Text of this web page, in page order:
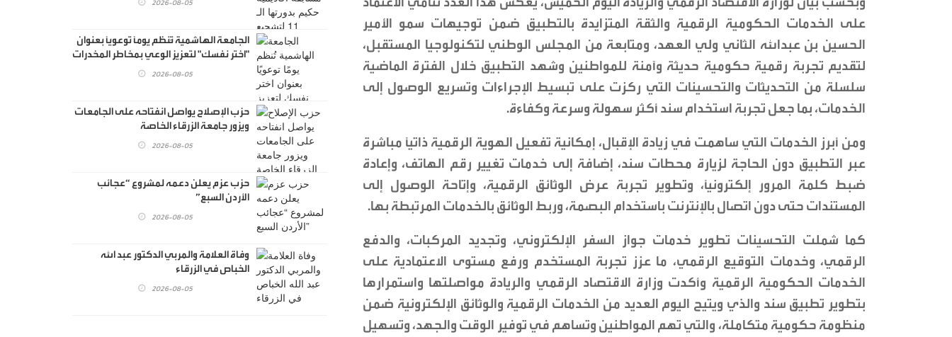
على الخدمات الحكومية الرقمية والثقة المتزايدة بالتطبيق ضمن توجيهات سمو الأمير
الحسين بن عبدالله الثاني ولي العهد، ومتابعة من المجلس الوطني لتكنولوجيا المستقبل،
لتقديم تجربة رقمية حكومية حديثة وآمنة للمواطنين وشهد التطبيق خلال الفترة الماضية
سلسلة من التحديثات والتحسينات التي ركزت على تبسيط الإجراءات وتسريع الوصول إلى
الخدمات، بما جعل تجربة استخدام سند أكثر سهولة وسرعة وكفاءة.
ومن أبرز الخدمات التي ساهمت في زيادة الإقبال، إمكانية تفعيل الهوية الرقمية ذاتيًا مباشرة
عبر التطبيق دون الحاجة لزيارة محطات سند، إضافة إلى خدمات تغيير رقم الهاتف، وإعادة
ضبط كلمة المرور إلكترونيًا، وتطوير تجربة عرض الوثائق الرقمية، وإتاحة الوصول إلى
المستندات حتى دون اتصال بالإنترنت باستخدام البصمة، وربط الوثائق بالخدمات المرتبطة بها.
كما شملت التحسينات تطوير خدمات جواز السفر الإلكتروني، وتجديد المركبات، والدفع
الرقمي، وخدمات التوقيع الرقمي، ما عزز تجربة المستخدم ورفع مستوى الاعتمادية على
الخدمات الحكومية الرقمية وأكدت وزارة الاقتصاد الرقمي والريادة مواصلتها واستمرارها
بتطوير تطبيق سند والذي ويتيح اليوم العديد من الخدمات الرقمية والوثائق الإلكترونية ضمن
منظومة حكومية متكاملة، والتي تهم المواطنين وتساهم في توفير الوقت والجهد، وتسهيل
2026-08-05
الجامعة الهاشمية تُنظم يومًا توعويًا بعنوان
"اختر نفسك" لتعزيز الوعي بمخاطر المخدرات
2026-08-05
حزب الإصلاح يواصل انفتاحه على الجامعات
ويزور جامعة الزرقاء الخاصة
2026-08-05
حزب عزم يعلن دعمه لمشروع “عجائب
الأردن السبع”
2026-08-05
وفاة العلامة والمربي الدكتور عبد الله
الخباص في الزرقاء
2026-08-05